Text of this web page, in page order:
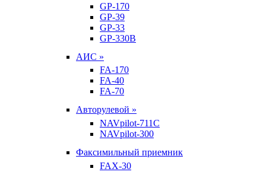
GP-170
GP-39
GP-33
GP-330B
АИС »
FA-170
FA-40
FA-70
Авторулевой »
NAVpilot-711С
NAVpilot-300
Факсимильный приемник
FAX-30